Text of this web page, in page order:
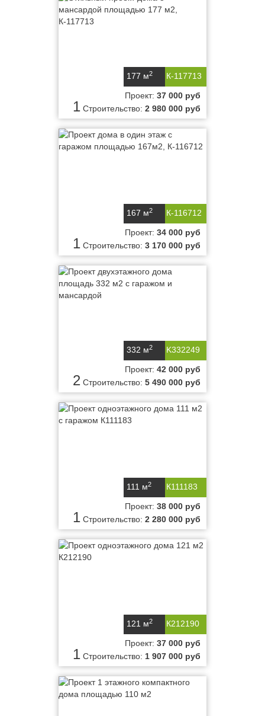
К-117713
177 м2
1
Проект: 37 000 руб
Строительство: 2 980 000 руб
К-116712
167 м2
1
Проект: 34 000 руб
Строительство: 3 170 000 руб
K332249
332 м2
2
Проект: 42 000 руб
Строительство: 5 490 000 руб
К111183
111 м2
1
Проект: 38 000 руб
Строительство: 2 280 000 руб
К212190
121 м2
1
Проект: 37 000 руб
Строительство: 1 907 000 руб